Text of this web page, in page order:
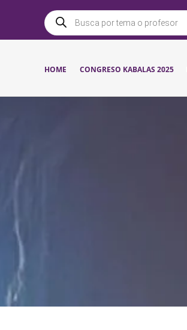
BÚSQUEDA
DE
PRODUCTOS
HOME CONGRESO KABALAS 2025